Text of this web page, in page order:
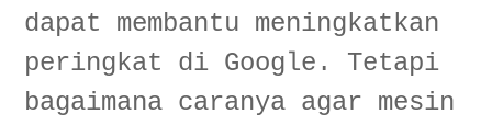
Bagaimana cara mengoptimalkan content categories
Mengapa Relevansi Topik Penting?
Cara Mengimplementasikan Relevansi Topik:
dapat membantu meningkatkan
peringkat di Google. Tetapi
bagaimana caranya agar mesin